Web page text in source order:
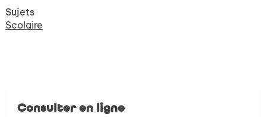
Sujets
Scolaire
Consulter en ligne